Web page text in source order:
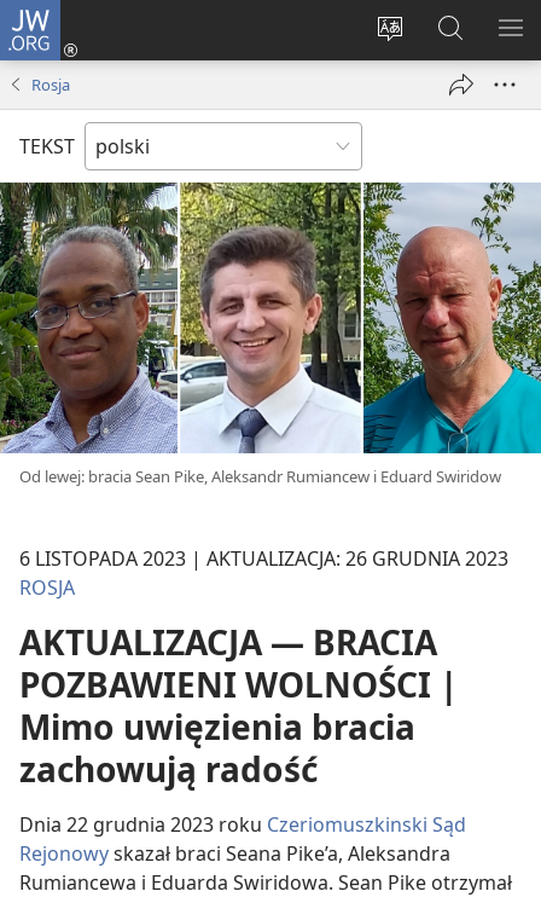
JW.ORG
Wybór
Logowanie
(opens
Szukaj
na
JW.ORG
Rosja
TEKST
Od lewej: bracia Sean Pike, Aleksandr Rumiancew i Eduard Swiridow
6 LISTOPADA 2023 | AKTUALIZACJA: 26 GRUDNIA 2023
ROSJA
AKTUALIZACJA — BRACIA
POZBAWIENI WOLNOŚCI |
Mimo uwięzienia bracia
zachowują radość
Dnia 22 grudnia 2023 roku Czeriomuszkinski Sąd
Rejonowyskazał braci Seana Pike’a, Aleksandra
Rumiancewa i Eduarda Swiridowa. Sean Pike otrzymał